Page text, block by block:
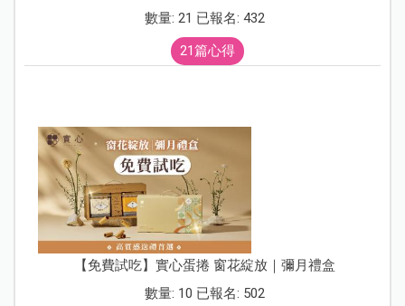
數量: 21 已報名: 432
21篇心得
【免費試吃】實心蛋捲 窗花綻放｜彌月禮盒
數量: 10 已報名: 502